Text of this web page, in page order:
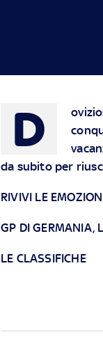
D
da subito per
RIVIVI LE
GP DI GERMANIA,
LE CLASSIFICHE